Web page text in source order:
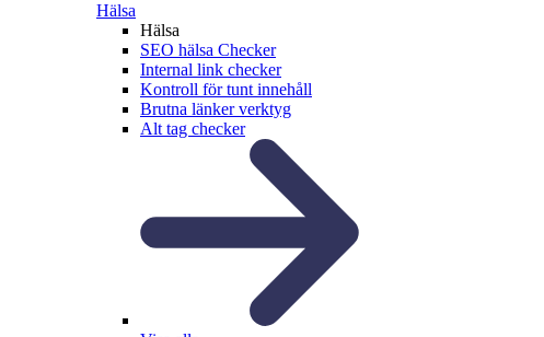
Hälsa
Hälsa
SEO hälsa Checker
Internal link checker
Kontroll för tunt innehåll
Brutna länker verktyg
Alt tag checker